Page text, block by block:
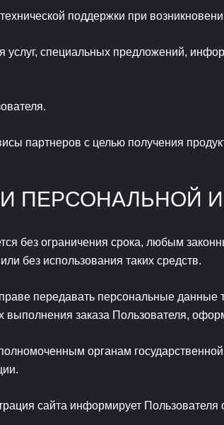
поддержки при
услуг, специальных предложений,
партнеров с целью получения
ПЕРСОНАЛЬНОЙ
без ограничения срока, любым
без использования таких средств.
передавать персональные
выполнения заказа Пользователя,
органам
сайта информирует